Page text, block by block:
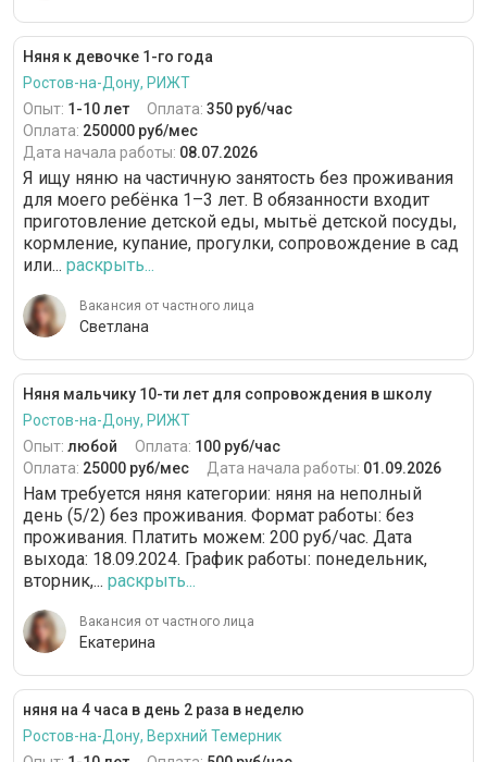
Няня к девочке 1-го года
Ростов-на-Дону, РИЖТ
Опыт: 1-10 лет Оплата: 350 руб/час
Оплата: 250000 руб/мес
Дата начала работы: 08.07.2026
Я ищу няню на частичную занятость без проживания
для моего ребёнка 1–3 лет. В обязанности входит
приготовление детской еды, мытьё детской посуды,
кормление, купание, прогулки, сопровождение в сад
или... раскрыть...
Вакансия от частного лица
Светлана
Няня мальчику 10-ти лет для сопровождения в школу
Ростов-на-Дону, РИЖТ
Опыт: любой Оплата: 100 руб/час
Оплата: 25000 руб/мес Дата начала работы: 01.09.2026
Нам требуется няня категории: няня на неполный
день (5/2) без проживания. Формат работы: без
проживания. Платить можем: 200 руб/час. Дата
выхода: 18.09.2024. График работы: понедельник,
вторник,... раскрыть...
Вакансия от частного лица
Екатерина
няня на 4 часа в день 2 раза в неделю
Ростов-на-Дону, Верхний Темерник